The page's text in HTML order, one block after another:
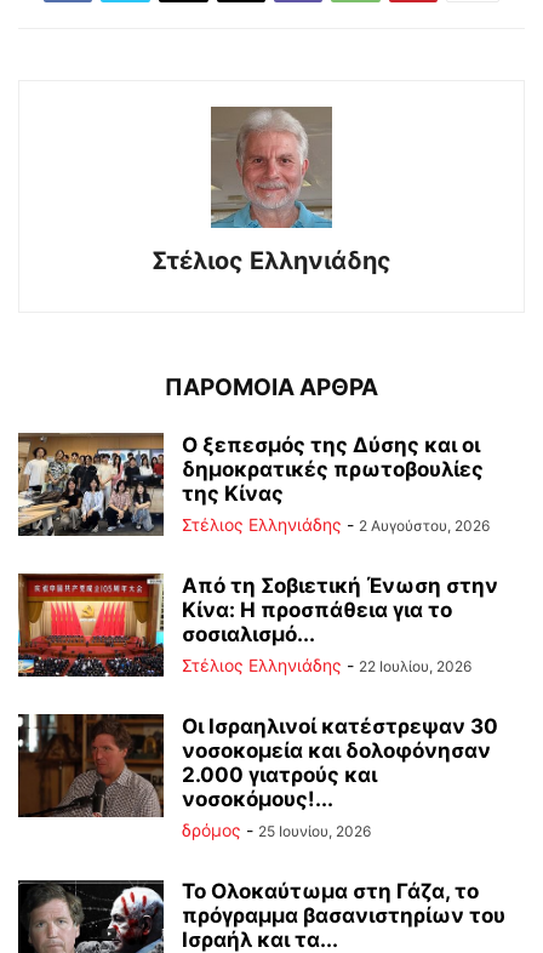
Στέλιος Ελληνιάδης
ΠΑΡΟΜΟΙΑ ΑΡΘΡΑ
Ο ξεπεσμός της Δύσης και οι
δημοκρατικές πρωτοβουλίες
της Κίνας
Στέλιος Ελληνιάδης - 2 Αυγούστου, 2026
Από τη Σοβιετική Ένωση στην
Κίνα: Η προσπάθεια για το
σοσιαλισμό...
Στέλιος Ελληνιάδης - 22 Ιουλίου, 2026
Οι Ισραηλινοί κατέστρεψαν 30
νοσοκομεία και δολοφόνησαν
2.000 γιατρούς και
νοσοκόμους!...
δρόμος - 25 Ιουνίου, 2026
Το Ολοκαύτωμα στη Γάζα, το
πρόγραμμα βασανιστηρίων του
Ισραήλ και τα...